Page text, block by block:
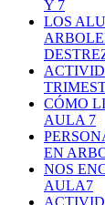
Y 7
LOS
CÓMO
AULA 7
EN
NOS
AULA7